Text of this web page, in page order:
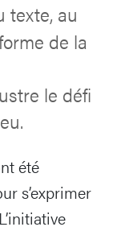
texte, au
de la
le défi
été
s’exprimer